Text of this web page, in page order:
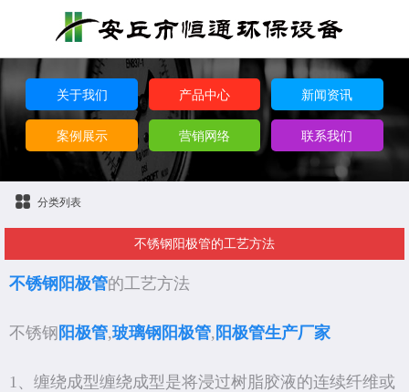
关于我们 产品中心 新闻资讯
案例展示 营销网络 联系我们
分类列表
不锈钢阳极管的工艺方法
不锈钢阳极管的工艺方法
不锈钢 阳极管,玻璃钢阳极管, 阳极管生产厂家
1、缠绕成型缠绕成型是将浸过树脂胶液的连续纤维或